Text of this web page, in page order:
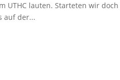
UTHC lauten. Starteten wir
auf der...